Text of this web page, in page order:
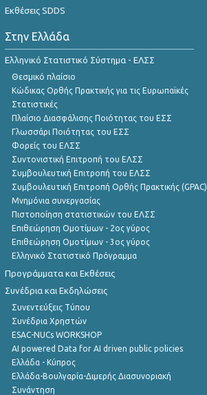
Εκθέσεις SDDS
Στην Ελλάδα
Ελληνικό Στατιστικό Σύστημα - ΕΛΣΣ
Θεσμικό πλαίσιο
Κώδικας Ορθής Πρακτικής για τις Ευρωπαϊκές
Στατιστικές
Πλαίσιο Διασφάλισης Ποιότητας του ΕΣΣ
Γλωσσάρι Ποιότητας του ΕΣΣ
Φορείς του ΕΛΣΣ
Συντονιστική Επιτροπή του ΕΛΣΣ
Συμβουλευτική Επιτροπή του ΕΛΣΣ
Συμβουλευτική Επιτροπή Ορθής Πρακτικής (GPAC)
Μνημόνια συνεργασίας
Πιστοποίηση στατιστικών του ΕΛΣΣ
Επιθεώρηση Ομοτίμων - 2ος γύρος
Επιθεώρηση Ομοτίμων - 3ος γύρος
Ελληνικό Στατιστικό Πρόγραμμα
Προγράμματα και Εκθέσεις
Συνέδρια και Εκδηλώσεις
Συνεντεύξεις Τύπου
Συνέδρια Χρηστών
ESAC-NUCs WORKSHOP
AI powered Data for AI driven public policies
Ελλάδα - Κύπρος
Ελλάδα-Βουλγαρία-Διμερής Διασυνοριακή
Συνάντηση